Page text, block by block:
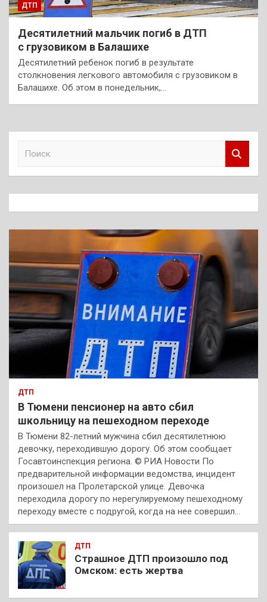
ДТП
Десятилетний мальчик погиб в ДТП
с грузовиком в Балашихе
Десятилетний ребенок погиб в результате
столкновения легкового автомобиля с грузовиком в
Балашихе. Об этом в понедельник,…
к
ДТП
В Тюмени пенсионер на авто сбил
школьницу на пешеходном переходе
В Тюмени 82-летний мужчина сбил десятилетнюю
девочку, переходившую дорогу. Об этом сообщает
Госавтоинспекция региона. © РИА Новости По
предварительной информации ведомства, инцидент
произошел на Пролетарской улице. Девочка
переходила дорогу по нерегулируемому пешеходному
переходу вместе с подругой, когда на нее совершил…
ДТП
Страшное ДТП произошло под
Омском: есть жертва